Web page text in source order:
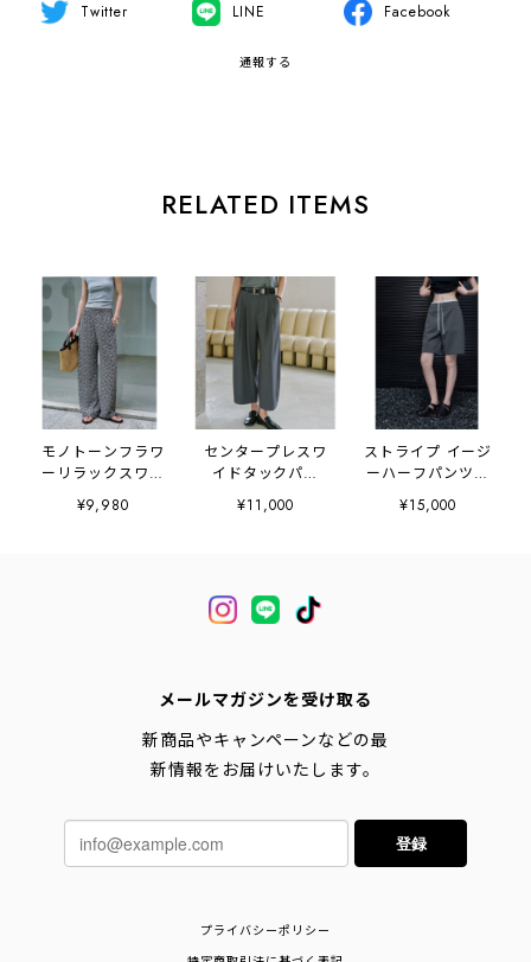
Twitter LINE Facebook
通報する
RELATED ITEMS
モノトーンフラワ
ーリラックスワイ
ドパンツ
2litr06587
¥9,980
センタープレスワ
イドタックパン
ツ 2litr06626
¥11,000
ストライプ イージ
ーハーフパンツ
2litr03039
¥15,000
メールマガジンを受け取る
新商品やキャンペーンなどの最
新情報をお届けいたします。
登録
プライバシーポリシー